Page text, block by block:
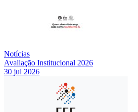
Notícias
Avaliação Institucional 2026
30 jul 2026